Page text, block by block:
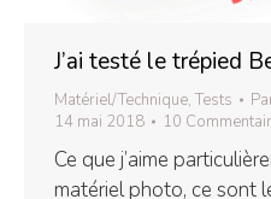
J’ai testé le trépied
Matériel/Technique, Tests
14 mai 2018
10
Ce que j’aime
matériel photo, ce sont